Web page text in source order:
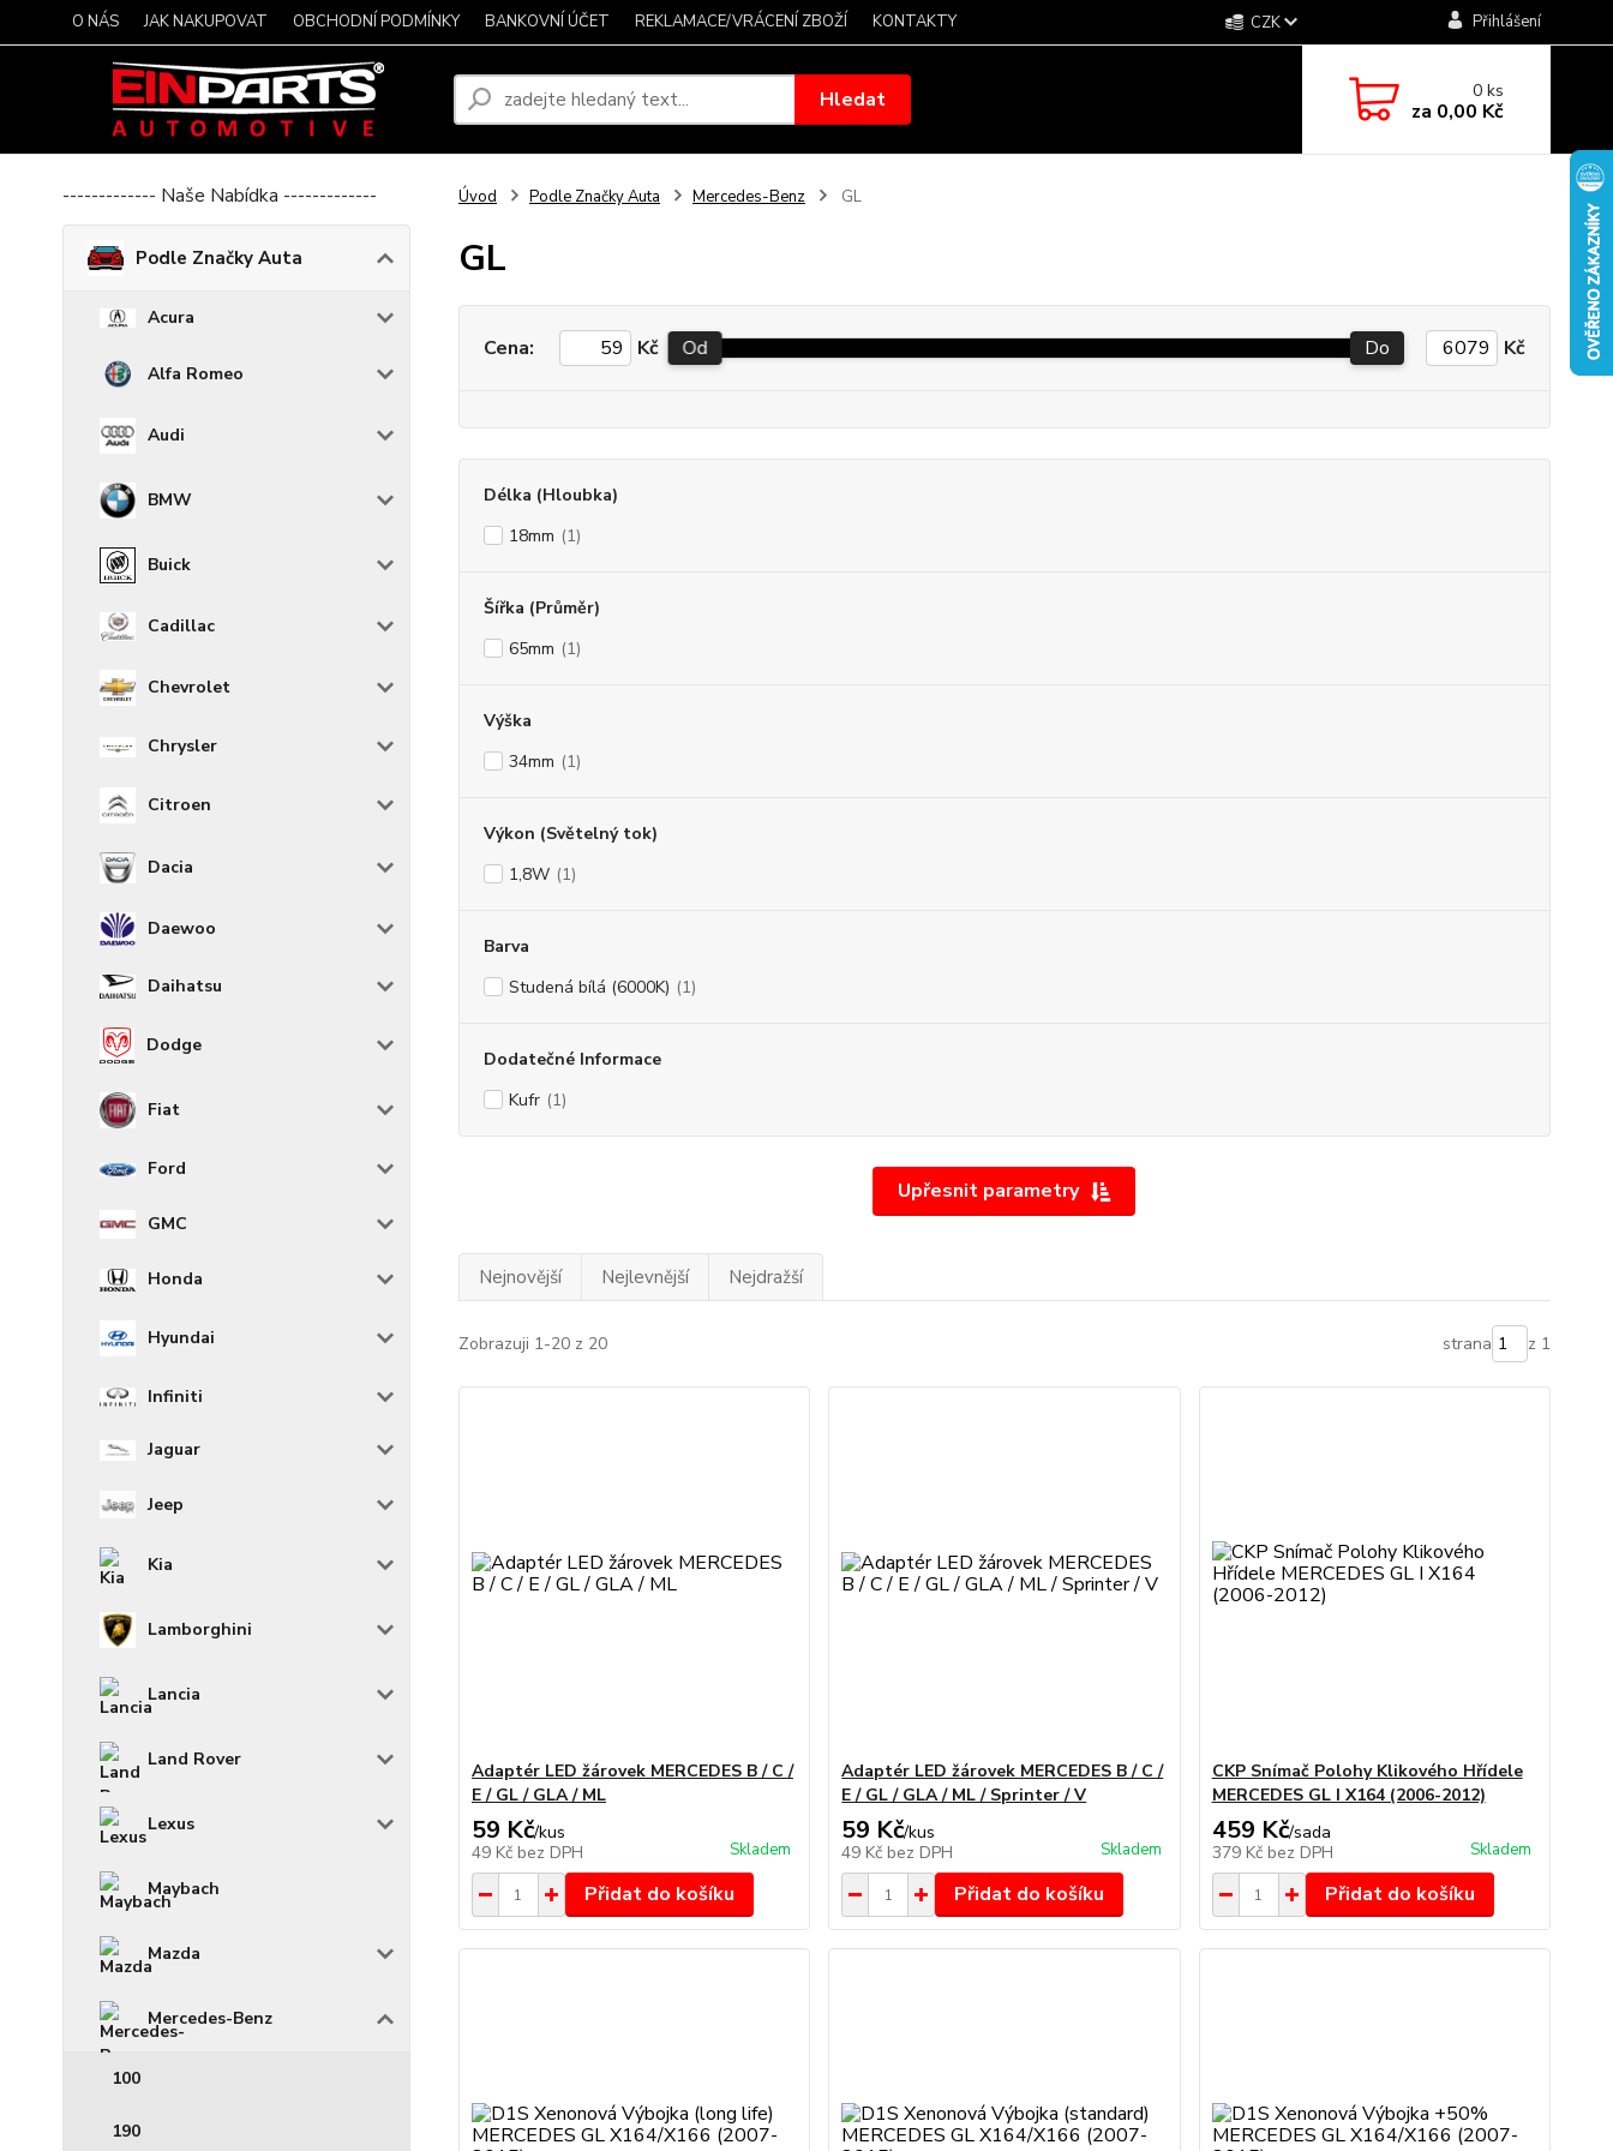
O NÁS JAK NAKUPOVAT OBCHODNÍ PODMÍNKY BANKOVNÍ ÚČET REKLAMACE/VRÁCENÍ ZBOŽÍ KONTAKTY CZK Přihlášení
Hledat 0ks
za 0,00 Kč
------------- Naše Nabídka -------------
Podle Značky Auta
Acura
Alfa Romeo
Audi
BMW
Buick
Cadillac
Chevrolet
Chrysler
Citroen
Dacia
Daewoo
Daihatsu
Dodge
Fiat
Ford
GMC
Honda
Hyundai
Infiniti
Jaguar
Jeep
Kia
Lamborghini
Lancia
Land Rover
Lexus
Maybach
Mazda
Mercedes-Benz
100
190
Úvod Podle Značky Auta Mercedes-Benz GL
GL
Upřesnit parametry
Cena: Kč Od Do Kč
Délka (Hloubka)
18mm (1)
Šířka (Průměr)
65mm (1)
Výška
34mm (1)
Výkon (Světelný tok)
1,8W (1)
Barva
Studená bílá (6000K) (1)
Dodatečné Informace
Kufr (1)
Nejnovější Nejlevnější Nejdražší
Zobrazuji 1-20 z 20 strana z 1
Adaptér LED žárovek MERCEDES B / C /
E / GL / GLA / ML
59 Kč/kus
49 Kč bez DPH Skladem
Přidat do košíku
Adaptér LED žárovek MERCEDES B / C /
E / GL / GLA / ML / Sprinter / V
59 Kč/kus
49 Kč bez DPH Skladem
Přidat do košíku
CKP Snímač Polohy Klikového Hřídele
MERCEDES GL I X164 (2006-2012)
459 Kč/sada
379 Kč bez DPH Skladem
Přidat do košíku